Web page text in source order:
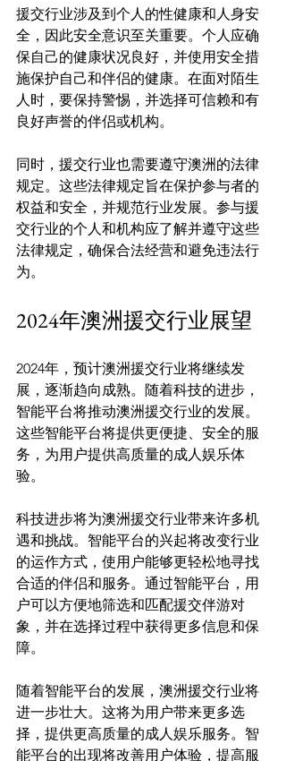
援交行业涉及到个人的性健康和人身安
全，因此安全意识至关重要。个人应确
保自己的健康状况良好，并使用安全措
施保护自己和伴侣的健康。在面对陌生
人时，要保持警惕，并选择可信赖和有
良好声誉的伴侣或机构。
同时，援交行业也需要遵守澳洲的法律
规定。这些法律规定旨在保护参与者的
权益和安全，并规范行业发展。参与援
交行业的个人和机构应了解并遵守这些
法律规定，确保合法经营和避免违法行
2024年澳洲援交行业展望
2024年，预计澳洲援交行业将继续发
展，逐渐趋向成熟。随着科技的进步，
智能平台将推动澳洲援交行业的发展。
这些智能平台将提供更便捷、安全的服
务，为用户提供高质量的成人娱乐体
验。
科技进步将为澳洲援交行业带来许多机
遇和挑战。智能平台的兴起将改变行业
的运作方式，使用户能够更轻松地寻找
合适的伴侣和服务。通过智能平台，用
户可以方便地筛选和匹配援交伴游对
象，并在选择过程中获得更多信息和保
障。
随着智能平台的发展，澳洲援交行业将
进一步壮大。这将为用户带来更多选
择，提供更高质量的成人娱乐服务。智
能平台的出现将改善用户体验，提高服